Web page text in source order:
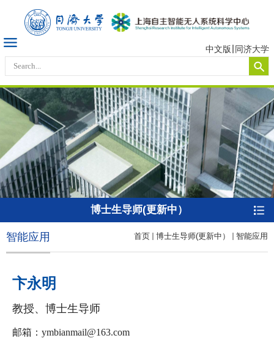
中文版 同济大学
博士生导师(更新中）
首页 博士生导师(更新中） 智能应用
智能应用
卞永明
教授、博士生导师
邮箱：ymbianmail@163.com